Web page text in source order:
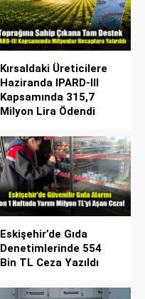
Kırsaldaki Üreticilere
Haziranda IPARD-III
Kapsamında 315,7
Milyon Lira Ödendi
Eskişehir’de Gıda
Denetimlerinde 554
Bin TL Ceza Yazıldı